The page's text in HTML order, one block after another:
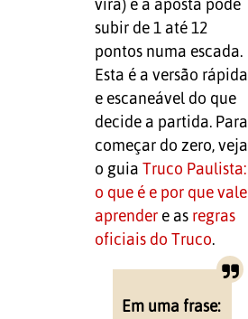
vira) e a aposta pode
subir de 1 até 12
pontos numa escada.
Esta é a versão rápida
e escaneável do que
decide a partida. Para
começar do zero, veja
o guia Truco Paulista:
o que é e por que vale
aprendere as regras
oficiais do Truco.
Em uma frase: